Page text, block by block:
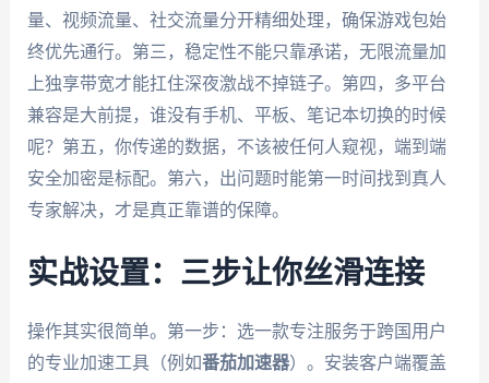
量、视频流量、社交流量分开精细处理，确保游戏包始
终优先通行。第三，稳定性不能只靠承诺，无限流量加
上独享带宽才能扛住深夜激战不掉链子。第四，多平台
兼容是大前提，谁没有手机、平板、笔记本切换的时候
呢？第五，你传递的数据，不该被任何人窥视，端到端
安全加密是标配。第六，出问题时能第一时间找到真人
专家解决，才是真正靠谱的保障。
实战设置：三步让你丝滑连接
操作其实很简单。第一步：选一款专注服务于跨国用户
的专业加速工具（例如番茄加速器）。安装客户端覆盖